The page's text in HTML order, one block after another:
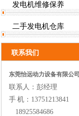
发电机维修保养
二手发电机仓库
联系我们
东莞怡远动力设备有限公司
联系人：彭经理
手 机：13751213841
18925584686